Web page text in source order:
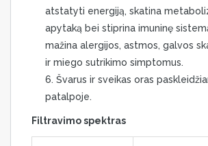
atstatyti energiją, skatina
apytaką bei stiprina imuninę
mažina alergijos, astmos, galvos
ir miego sutrikimo simptomus.
Švarus ir sveikas oras
patalpoje.
Filtravimo spektras